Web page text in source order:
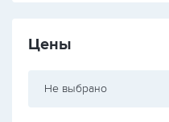
Цены
Не выбрано